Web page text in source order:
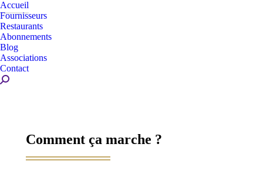
Accueil
Fournisseurs
Restaurants
Abonnements
Blog
Associations
Contact
Recherche
Comment ça marche ?